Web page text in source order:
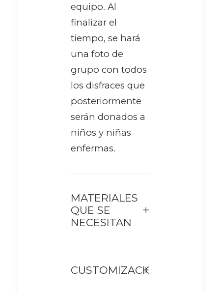
equipo. Al
finalizar el
tiempo, se hará
una foto de
grupo con todos
los disfraces que
posteriormente
serán donados a
niños y niñas
enfermas.
MATERIALES
QUE SE
NECESITAN
CUSTOMIZACIÓN